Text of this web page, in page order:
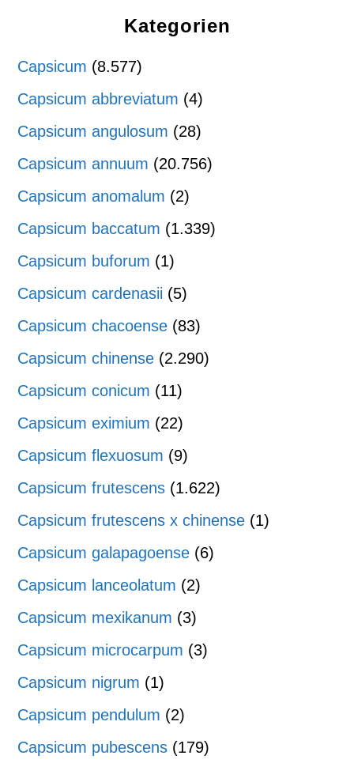
Kategorien
Capsicum (8.577)
Capsicum abbreviatum (4)
Capsicum angulosum (28)
Capsicum annuum (20.756)
Capsicum anomalum (2)
Capsicum baccatum (1.339)
Capsicum buforum (1)
Capsicum cardenasii (5)
Capsicum chacoense (83)
Capsicum chinense (2.290)
Capsicum conicum (11)
Capsicum eximium (22)
Capsicum flexuosum (9)
Capsicum frutescens (1.622)
Capsicum frutescens x chinense (1)
Capsicum galapagoense (6)
Capsicum lanceolatum (2)
Capsicum mexikanum (3)
Capsicum microcarpum (3)
Capsicum nigrum (1)
Capsicum pendulum (2)
Capsicum pubescens (179)